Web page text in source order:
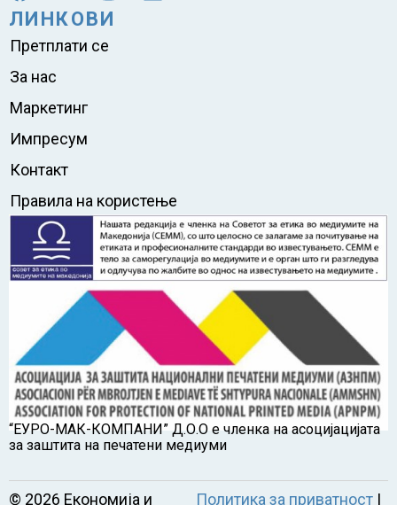
ЛИНКОВИ
Претплати се
За нас
Маркетинг
Импресум
Контакт
Правила на користење
“ЕУРО-МАК-КОМПАНИ” Д.О.О е членка на асоцијацијата
за заштита на печатени медиуми
© 2026 Економија и Политика за приватност|